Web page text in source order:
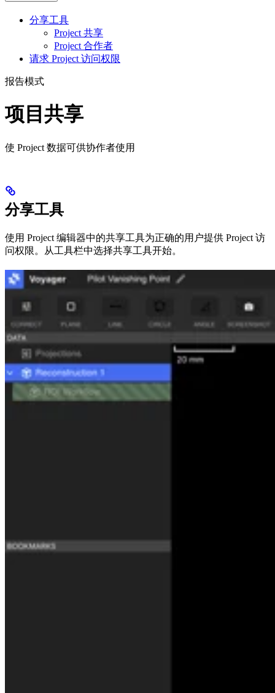
分享工具
Project 共享
Project 合作者
请求 Project 访问权限
报告模式
项目共享
使 Project 数据可供协作者使用
分享工具
使用 Project 编辑器中的共享工具为正确的用户提供 Project 访
问权限。从工具栏中选择共享工具开始。